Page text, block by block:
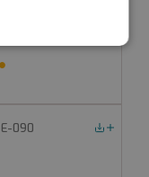
090
Målretting